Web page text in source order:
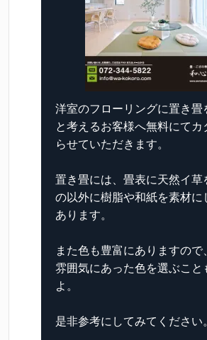
洋室のフローリングに置き畳
と考えるお客様へ無料にてカ
らせていただきます。
置き畳には、畳表に天然イ草
の以外に樹脂や和紙を素材に
あります。
また色も豊富にありますので
雰囲気にあった色を選ぶこと
よ。
是非参考にしてみてください